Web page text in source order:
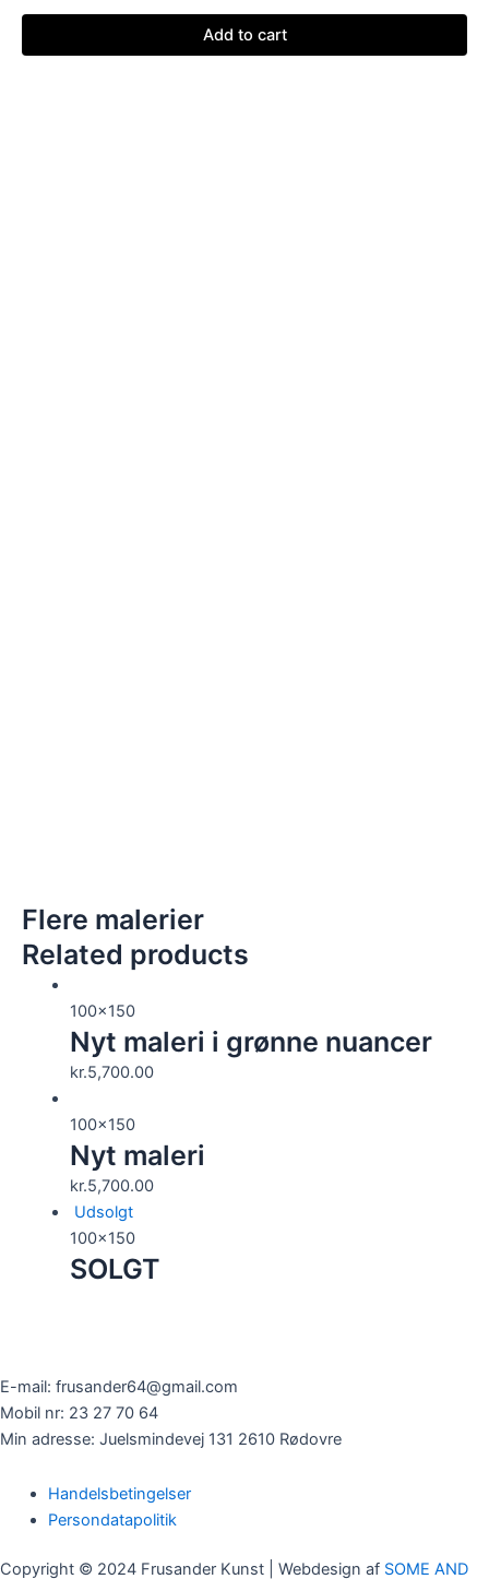
Add to cart
Flere malerier
Related products
100x150
Nyt maleri i grønne nuancer
kr.5,700.00
100x150
Nyt maleri
kr.5,700.00
Udsolgt
100x150
SOLGT
E-mail: frusander64@gmail.com
Mobil nr: 23 27 70 64
Min adresse: Juelsmindevej 131 2610 Rødovre
Handelsbetingelser
Persondatapolitik
Copyright © 2024 Frusander Kunst | Webdesign af SOME AND